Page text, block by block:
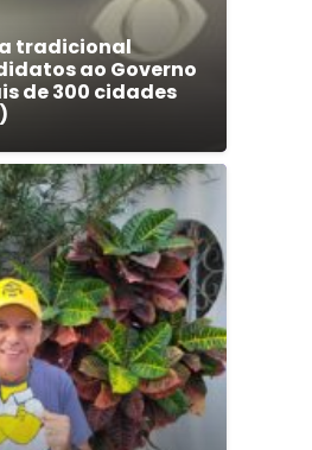
tradicional
ao Governo
de 300 cidades